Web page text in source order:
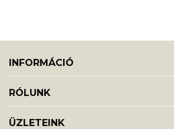
INFORMÁCIÓ
RÓLUNK
ÜZLETEINK